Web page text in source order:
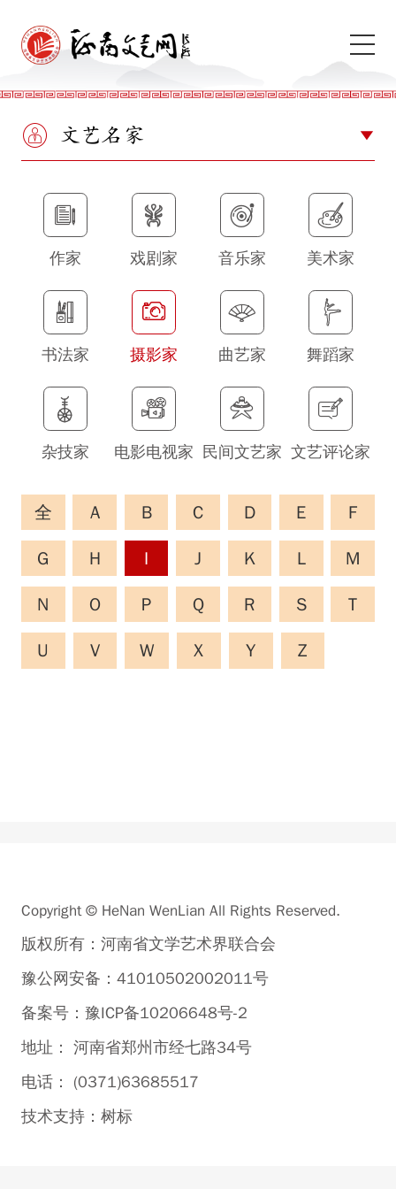
文艺名家
作家 戏剧家 音乐家 美术家
书法家 摄影家 曲艺家 舞蹈家
杂技家 电影电视家 民间文艺家 文艺评论家
全 A B C D E F
G H I J K L M
N O P Q R S T
U V W X Y Z
Copyright © HeNan WenLian All Rights Reserved.
版权所有：河南省文学艺术界联合会
豫公网安备：41010502002011号
备案号：豫ICP备10206648号-2
地址： 河南省郑州市经七路34号
电话： (0371)63685517
技术支持： 树标